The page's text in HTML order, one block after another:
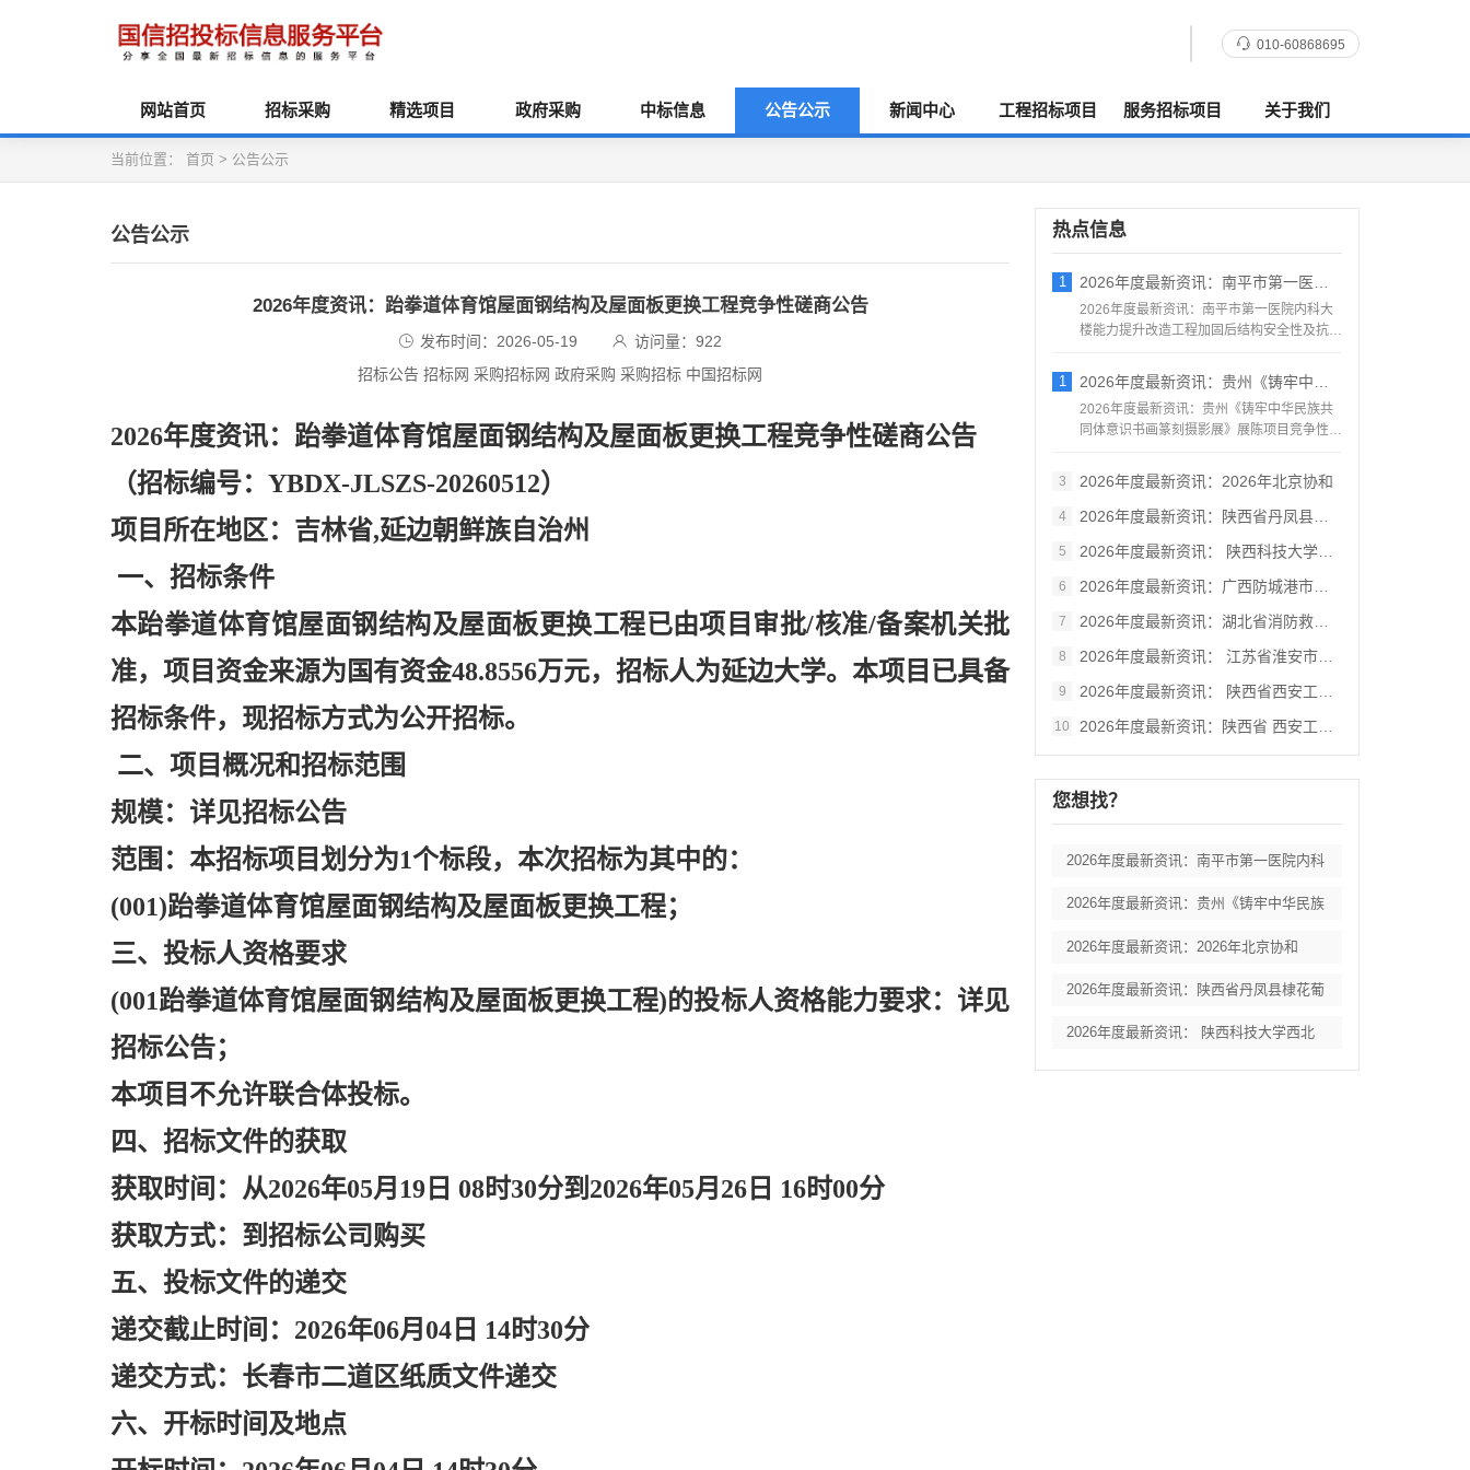
010-60868695
网站首页 招标采购 精选项目 政府采购 中标信息 公告公示 新闻中心 工程招标项目 服务招标项目 关于我们
当前位置： 首页 > 公告公示
公告公示
2026年度资讯：跆拳道体育馆屋面钢结构及屋面板更换工程竞争性磋商公告
发布时间：2026-05-19 访问量：922
招标公告 招标网 采购招标网 政府采购 采购招标 中国招标网
2026年度资讯：跆拳道体育馆屋面钢结构及屋面板更换工程竞争性磋商公告
（招标编号： YBDX-JLSZS-20260512）
项目所在地区：吉林省,延边朝鲜族自治州
一、招标条件
本跆拳道体育馆屋面钢结构及屋面板更换工程已由项目审批/核准/备案机关批
准，项目资金来源为国有资金48.8556万元，招标人为延边大学。本项目已具备
招标条件，现招标方式为公开招标。
二、项目概况和招标范围
规模：详见招标公告
范围：本招标项目划分为1个标段，本次招标为其中的：
(001)跆拳道体育馆屋面钢结构及屋面板更换工程；
三、投标人资格要求
(001跆拳道体育馆屋面钢结构及屋面板更换工程)的投标人资格能力要求：详见
招标公告；
本项目不允许联合体投标。
四、招标文件的获取
获取时间：从2026年05月19日 08时30分到2026年05月26日 16时00分
获取方式：到招标公司购买
五、投标文件的递交
递交截止时间： 2026年06月04日 14时30分
递交方式：长春市二道区纸质文件递交
六、开标时间及地点
热点信息
1 2026年度最新资讯：南平市第一医院内科
2026年度最新资讯：南平市第一医院内科大
楼能力提升改造工程加固后结构安全性及抗震
1 2026年度最新资讯：贵州《铸牢中华民族
2026年度最新资讯：贵州《铸牢中华民族共
同体意识书画篆刻摄影展》展陈项目竞争性磋
3
2026年度最新资讯：2026年北京协和
4 2026年度最新资讯：陕西省丹凤县棣花葡
5 2026年度最新资讯： 陕西科技大学西北
6 2026年度最新资讯：广西防城港市港口区
7 2026年度最新资讯：湖北省消防救援总队
8 2026年度最新资讯： 江苏省淮安市妇女
9 2026年度最新资讯： 陕西省西安工业大
10 2026年度最新资讯：陕西省 西安工业大
您想找？
2026年度最新资讯：南平市第一医院内科
2026年度最新资讯：贵州《铸牢中华民族
2026年度最新资讯：2026年北京协和
2026年度最新资讯：陕西省丹凤县棣花葡
2026年度最新资讯： 陕西科技大学西北